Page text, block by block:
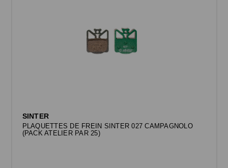
SINTER
PLAQUETTES DE FREIN SINTER 027 CAMPAGNOLO
(PACK ATELIER PAR 25)